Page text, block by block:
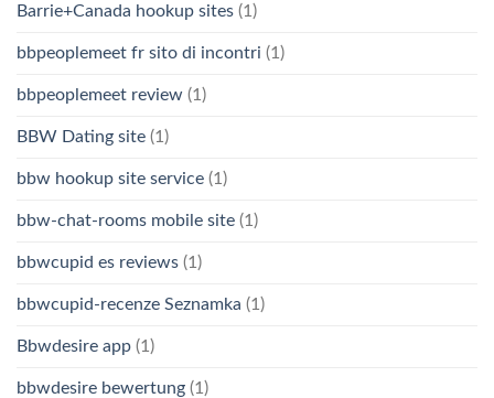
Barrie+Canada hookup sites (1)
bbpeoplemeet fr sito di incontri (1)
bbpeoplemeet review (1)
BBW Dating site (1)
bbw hookup site service (1)
bbw-chat-rooms mobile site (1)
bbwcupid es reviews (1)
bbwcupid-recenze Seznamka (1)
Bbwdesire app (1)
bbwdesire bewertung (1)